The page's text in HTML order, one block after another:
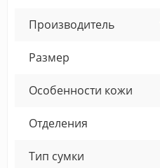
Производитель
Размер
Особенности кожи
Отделения
Тип сумки